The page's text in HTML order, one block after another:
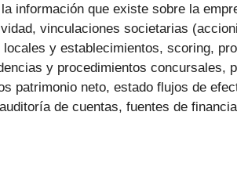
información que existe sobre la
vinculaciones societarias
y establecimientos, scoring,
y procedimientos concursales,
patrimonio neto, estado flujos de
de cuentas, fuentes de